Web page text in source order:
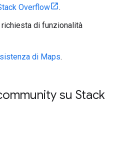
Overflow
.
richiesta di funzionalità
di Maps.
su Stack